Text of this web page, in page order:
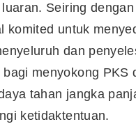
Seiring
komited untuk
dan
bagi menyokong PKS
tahan jangka
ketidaktentuan.